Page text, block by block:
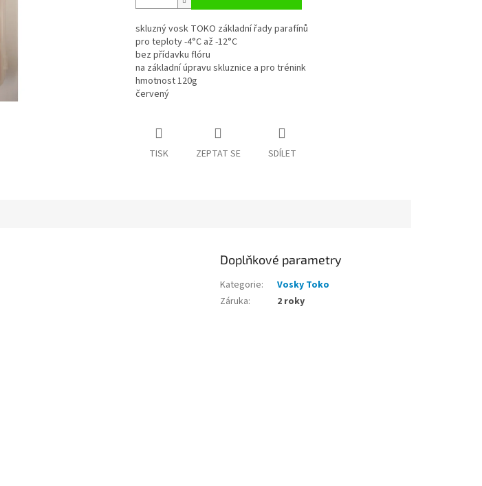
skluzný vosk TOKO základní řady parafínů
pro teploty -4°C až -12°C
bez přídavku flóru
na základní úpravu skluznice a pro trénink
hmotnost 120g
červený
TISK ZEPTAT SE SDÍLET
Doplňkové parametry
Kategorie:
Vosky Toko
Záruka: 2 roky